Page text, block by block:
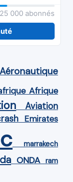
000 abonnés
Aéronautique
Afrique
Aviation
Emirates
marrakech
ONDA ram